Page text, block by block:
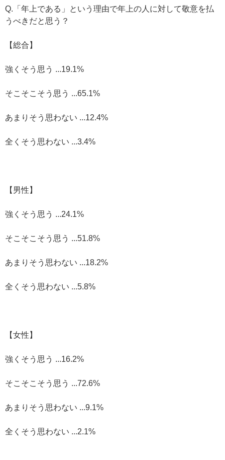
Q.「年上である」という理由で年上の人に対して敬意を払
うべきだと思う？
【総合】
強くそう思う ...19.1%
そこそこそう思う ...65.1%
あまりそう思わない ...12.4%
全くそう思わない ...3.4%
【男性】
強くそう思う ...24.1%
そこそこそう思う ...51.8%
あまりそう思わない ...18.2%
全くそう思わない ...5.8%
【女性】
強くそう思う ...16.2%
そこそこそう思う ...72.6%
あまりそう思わない ...9.1%
全くそう思わない ...2.1%